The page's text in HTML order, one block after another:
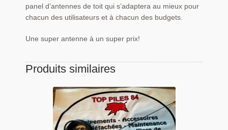
panel d’antennes de toit qui s’adaptera au mieux pour
chacun des utilisateurs et à chacun des budgets.
Une super antenne à un super prix!
Produits similaires